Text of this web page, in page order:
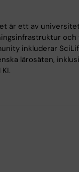
är ett av
och
inkluderar
lärosäten,